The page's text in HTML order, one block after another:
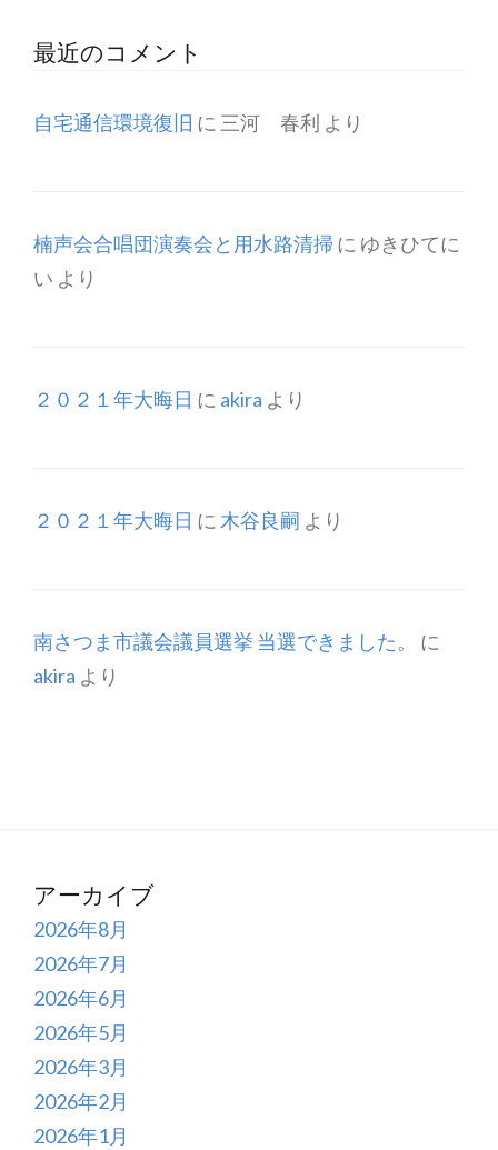
最近のコメント
自宅通信環境復旧 に 三河 春利 より
楠声会合唱団演奏会と用水路清掃 に ゆきひてに
い より
２０２１年大晦日 に akira より
２０２１年大晦日 に 木谷良嗣 より
南さつま市議会議員選挙 当選できました。
に
akira より
アーカイブ
2026年8月
2026年7月
2026年6月
2026年5月
2026年3月
2026年2月
2026年1月